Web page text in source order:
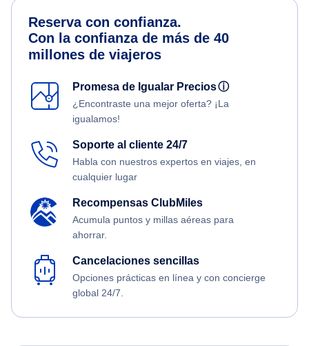
Reserva con confianza.
Con la confianza de más de 40
millones de viajeros
Promesa de Igualar Preciosⓘ
¿Encontraste una mejor oferta? ¡La
igualamos!
Soporte al cliente 24/7
Habla con nuestros expertos en viajes, en
cualquier lugar
Recompensas ClubMiles
Acumula puntos y millas aéreas para
ahorrar.
Cancelaciones sencillas
Opciones prácticas en línea y con concierge
global 24/7.